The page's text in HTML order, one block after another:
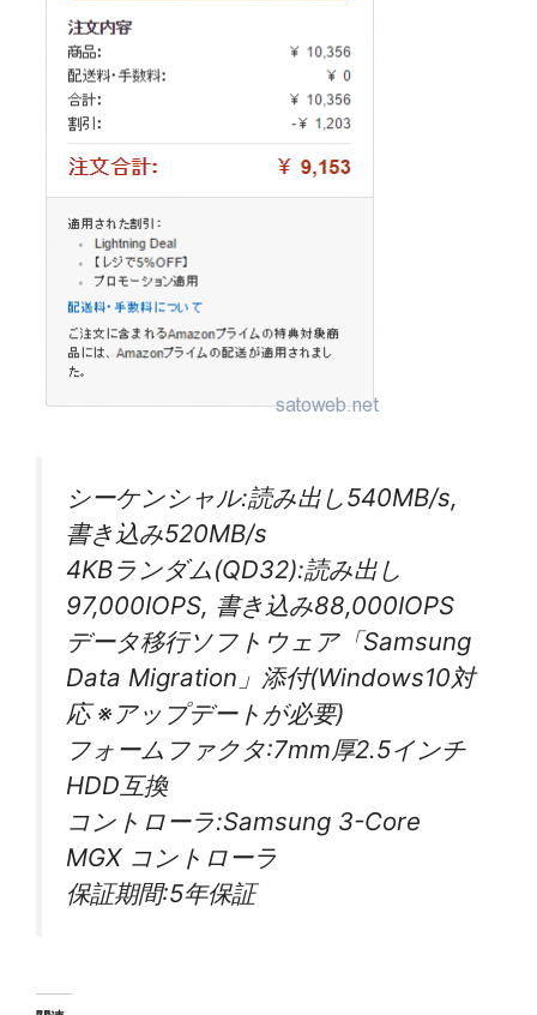
シーケンシャル:読み出し540MB/s,
書き込み520MB/s
4KBランダム(QD32):読み出し
97,000IOPS, 書き込み88,000IOPS
データ移行ソフトウェア「Samsung
Data Migration」添付(Windows10対
応 ※アップデートが必要)
フォームファクタ:7mm厚2.5インチ
HDD互換
コントローラ:Samsung 3-Core
MGX コントローラ
保証期間:5年保証